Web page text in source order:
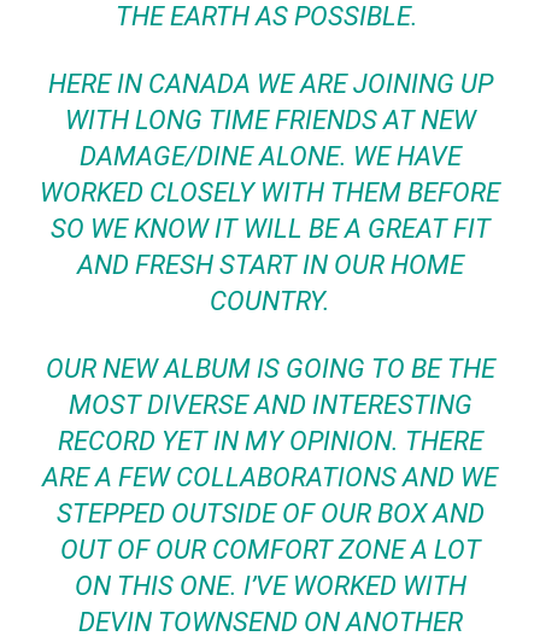
THE EARTH AS POSSIBLE.
HERE IN CANADA WE ARE JOINING UP
WITH LONG TIME FRIENDS AT NEW
DAMAGE/DINE ALONE. WE HAVE
WORKED CLOSELY WITH THEM BEFORE
SO WE KNOW IT WILL BE A GREAT FIT
AND FRESH START IN OUR HOME
COUNTRY.
OUR NEW ALBUM IS GOING TO BE THE
MOST DIVERSE AND INTERESTING
RECORD YET IN MY OPINION. THERE
ARE A FEW COLLABORATIONS AND WE
STEPPED OUTSIDE OF OUR BOX AND
OUT OF OUR COMFORT ZONE A LOT
ON THIS ONE. I’VE WORKED WITH
DEVIN TOWNSEND ON ANOTHER